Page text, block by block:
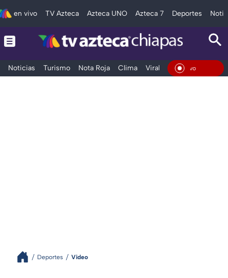
en vivo TV Azteca Azteca UNO Azteca 7 Deportes
Noticias Turismo Nota Roja Clima Viral y Tendencia En
Deportes Video